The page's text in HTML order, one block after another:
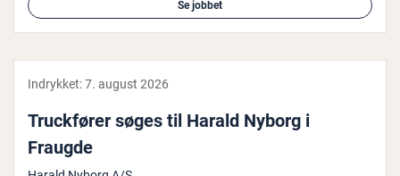
Se jobbet
Indrykket:7. august 2026
Truck­fø­rer søges til Harald Nyborg i
Fraugde